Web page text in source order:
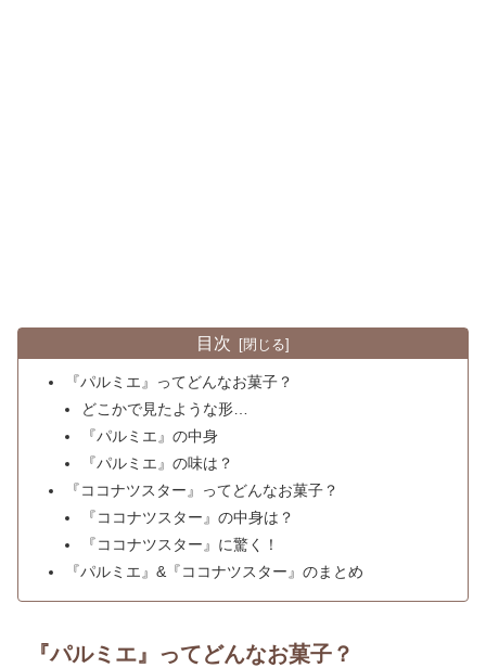
目次
『パルミエ』ってどんなお菓子？
どこかで見たような形…
『パルミエ』の中身
『パルミエ』の味は？
『ココナツスター』ってどんなお菓子？
『ココナツスター』の中身は？
『ココナツスター』に驚く！
『パルミエ』&『ココナツスター』のまとめ
『パルミエ』ってどんなお菓子？